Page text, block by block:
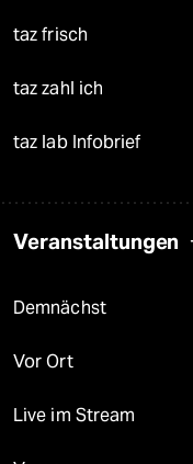
taz frisch
taz zahl ich
taz lab Infobrief
Veranstaltungen
Demnächst
Vor Ort
Live im Stream